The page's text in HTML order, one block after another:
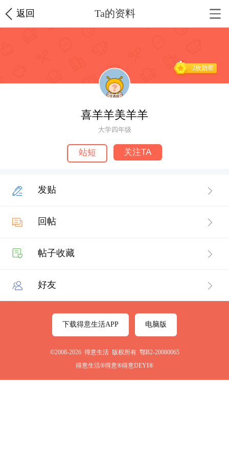
返回 Ta的资料
2枚勋章
喜羊羊美羊羊
大学四年级
站短 关注TA
发贴
回帖
帖子收藏
好友
下载得意生活APP 电脑版
©2008-2026 得意生活 版权所有 鄂B2-20080065
得意生活®得意®得意DEYI®